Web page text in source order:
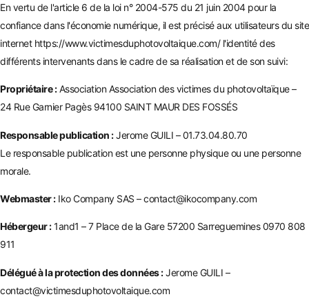
En vertu de l'article 6 de la loi n° 2004-575 du 21 juin 2004 pour la
confiance dans l'économie numérique, il est précisé aux utilisateurs du site
internet https://www.victimesduphotovoltaique.com/l'identité des
différents intervenants dans le cadre de sa réalisation et de son suivi:
Propriétaire :Association Association des victimes du photovoltaïque –
24 Rue Garnier Pagès 94100 SAINT MAUR DES FOSSÉS
Responsable publication :Jerome GUILI – 01.73.04.80.70
Le responsable publication est une personne physique ou une personne
morale.
Webmaster :Iko Company SAS – contact@ikocompany.com
Hébergeur :1and1 – 7 Place de la Gare 57200 Sarreguemines 0970 808
911
Délégué à la protection des données :Jerome GUILI –
contact@victimesduphotovoltaique.com